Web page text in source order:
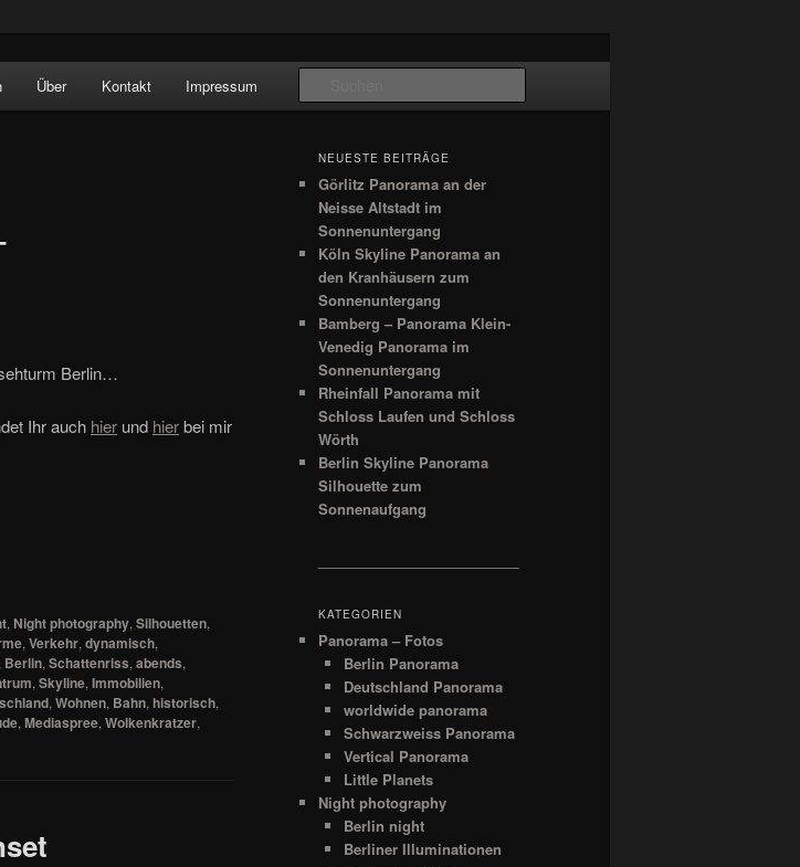
Über Kontakt Impressum
Berlin…
Ihr auch hier und hierbei mir
, Night photography, Silhouetten,
, Verkehr, dynamisch,
Berlin, Schattenriss, abends,
, Skyline, Immobilien,
, Wohnen, Bahn, historisch,
, Mediaspree, Wolkenkratzer,
NEUESTE BEITRÄGE
Görlitz Panorama an der
Neisse Altstadt im
Sonnenuntergang
Köln Skyline Panorama an
den Kranhäusern zum
Sonnenuntergang
Bamberg – Panorama Klein-
Venedig Panorama im
Sonnenuntergang
Rheinfall Panorama mit
Schloss Laufen und Schloss
Wörth
Berlin Skyline Panorama
Silhouette zum
Sonnenaufgang
KATEGORIEN
Panorama – Fotos
Berlin Panorama
Deutschland Panorama
worldwide panorama
Schwarzweiss Panorama
Vertical Panorama
Little Planets
Night photography
Berlin night
Berliner Illuminationen